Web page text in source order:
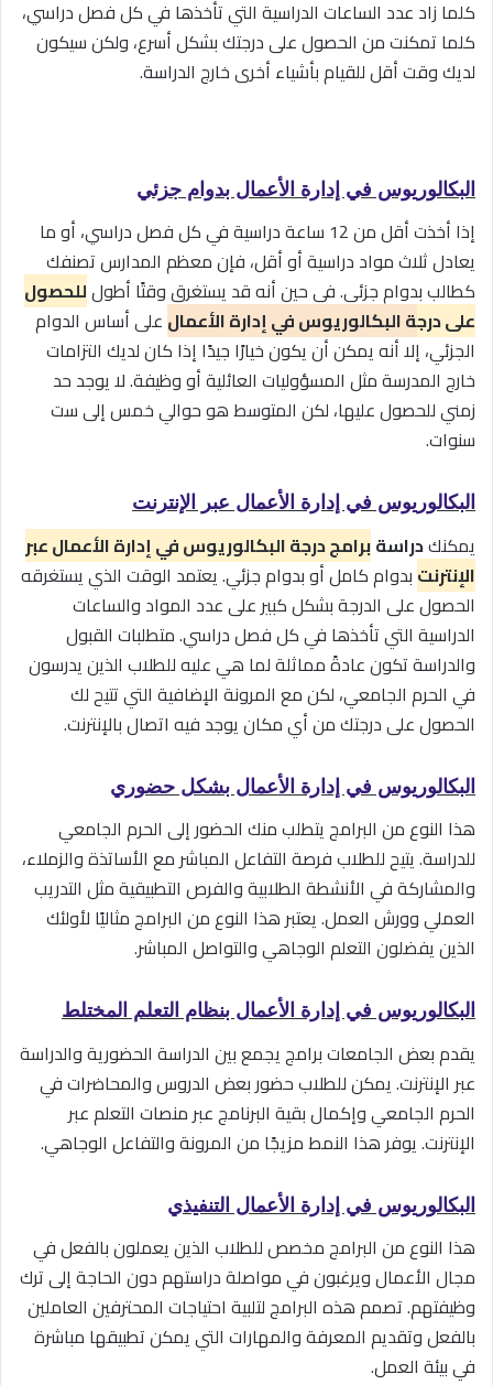
كلما زاد عدد الساعات الدراسية التي تأخذها في كل فصل دراسي،
كلما تمكنت من الحصول على درجتك بشكل أسرع، ولكن سيكون
لديك وقت أقل للقيام بأشياء أخرى خارج الدراسة.
البكالوريوس في إدارة الأعمال بدوام جزئي
إذا أخذت أقل من 12 ساعة دراسية في كل فصل دراسي، أو ما
يعادل ثلاث مواد دراسية أو أقل، فإن معظم المدارس تصنفك
كطالب بدوام جزئي. في حين أنه قد يستغرق وقتًا أطولللحصول
علىدرجة البكالوريوس في إدارة الأعمال على أساس الدوام
الجزئي، إلا أنه يمكن أن يكون خيارًا جيدًا إذا كان لديك التزامات
خارج المدرسة مثل المسؤوليات العائلية أو وظيفة. لا يوجد حد
زمني للحصول عليها، لكن المتوسط هو حوالي خمس إلى ست
سنوات.
البكالوريوس في إدارة الأعمال عبر الإنترنت
يمكنكدراسةبرامج درجة البكالوريوس في إدارة الأعمال عبر
الإنترنت بدوام كامل أو بدوام جزئي. يعتمد الوقت الذي يستغرقه
الحصول على الدرجة بشكل كبير على عدد المواد والساعات
الدراسية التي تأخذها في كل فصل دراسي. متطلبات القبول
والدراسة تكون عادةً مماثلة لما هي عليه للطلاب الذين يدرسون
في الحرم الجامعي، لكن مع المرونة الإضافية التي تتيح لك
الحصول على درجتك من أي مكان يوجد فيه اتصال بالإنترنت.
البكالوريوس في إدارة الأعمال بشكل حضوري
هذا النوع من البرامج يتطلب منك الحضور إلى الحرم الجامعي
للدراسة. يتيح للطلاب فرصة التفاعل المباشر مع الأساتذة والزملاء،
والمشاركة في الأنشطة الطلابية والفرص التطبيقية مثل التدريب
العملي وورش العمل. يعتبر هذا النوع من البرامج مثاليًا لأولئك
الذين يفضلون التعلم الوجاهي والتواصل المباشر.
البكالوريوس في إدارة الأعمال بنظام التعلم المختلط
يقدم بعض الجامعات برامج يجمع بين الدراسة الحضورية والدراسة
عبر الإنترنت. يمكن للطلاب حضور بعض الدروس والمحاضرات في
الحرم الجامعي وإكمال بقية البرنامج عبر منصات التعلم عبر
الإنترنت. يوفر هذا النمط مزيجًا من المرونة والتفاعل الوجاهي.
البكالوريوس في إدارة الأعمال التنفيذي
هذا النوع من البرامج مخصص للطلاب الذين يعملون بالفعل في
مجال الأعمال ويرغبون في مواصلة دراستهم دون الحاجة إلى ترك
وظيفتهم. تصمم هذه البرامج لتلبية احتياجات المحترفين العاملين
بالفعل وتقديم المعرفة والمهارات التي يمكن تطبيقها مباشرة
في بيئة العمل.